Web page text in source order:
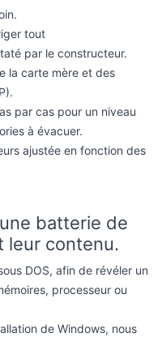
tout
par le constructeur.
la carte mère et des
par cas pour un niveau
à évacuer.
ajustée en fonction des
batterie de
leur contenu.
DOS, afin de révéler un
processeur ou
de Windows, nous